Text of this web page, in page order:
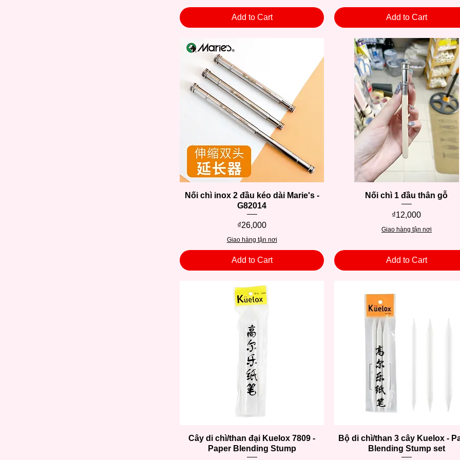
Add to Cart Add to Cart
Quick View
Nối chì inox 2 đầu kéo dài Marie's -
G82014
Price
₫26,000
Giao hàng tận nơi
Add to Cart
Quick View
Nối chì 1 đầu thân gỗ
Price
₫12,000
Giao hàng tận nơi
Add to Cart
Quick View
Cây di chì/than đại Kuelox 7809 -
Paper Blending Stump
Quick View
Bộ di chì/than 3 cây Kuelox -
Blending Stump set